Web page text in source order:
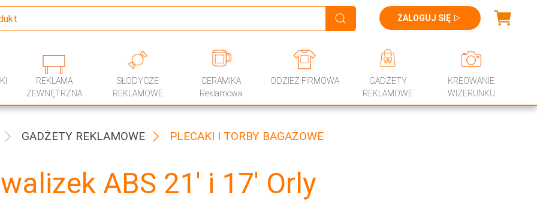
ZALOGUJ SIĘ
REKLAMA
ZEWNĘTRZNA
SŁODYCZE
REKLAMOWE
CERAMIKA
Reklamowa
ODZIEŻ FIRMOWA
GADŻETY
REKLAMOWE
KREOWANIE
WIZERUNKU
GADŻETY REKLAMOWE PLECAKI I TORBY BAGAŻOWE
ABS 21' i 17' Orly